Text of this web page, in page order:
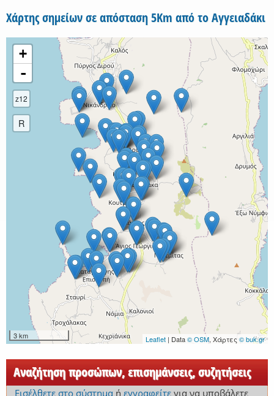
Χάρτης σημείων σε απόσταση 5Km από το Αγγειαδάκι
+
-
z12
R
3 km Leaflet | Data© OSM, Χάρτες © buk.gr
Αναζήτηση προσώπων, επισημάνσεις, συζητήσεις
Εισέλθετε στο σύστημαή εγγραφείτεγια να υποβάλετε